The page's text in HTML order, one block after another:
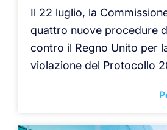
Il 22 luglio, la
quattro nuove procedure
contro il Regno Unito per
violazione del Protocollo